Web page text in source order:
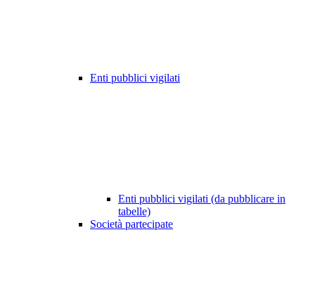
Enti pubblici vigilati
Enti pubblici vigilati (da pubblicare in
tabelle)
Società partecipate